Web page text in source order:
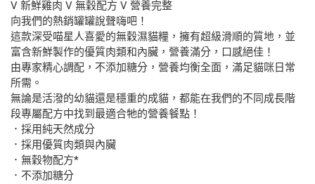
V 新鮮雞肉 V 無穀配方 V 營養完整
向我們的熱銷罐罐說聲嗨吧！
這款深受喵星人喜愛的無穀濕貓糧，擁有超級滑順的質地，並
富含新鮮製作的優質肉類和內臟，營養滿分，口感絕佳！
由專家精心調配，不添加糖分，營養均衡全面，滿足貓咪日常
所需。
無論是活潑的幼貓還是穩重的成貓，都能在我們的不同成長階
段專屬配方中找到最適合牠的營養餐點！
．採用純天然成分
．採用優質肉類與內臟
．無穀物配方*
．不添加糖分